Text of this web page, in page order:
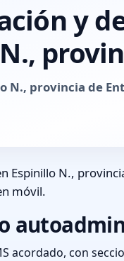
y
N., provincia de
Espinillo N.,
móvil.
acordado, con